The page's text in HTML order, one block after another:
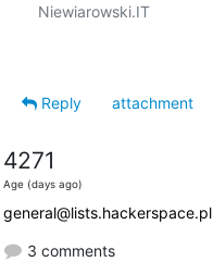
Niewiarowski.IT
Reply
attachment
4271
Age (days ago)
general@lists.hackerspace.pl
3 comments